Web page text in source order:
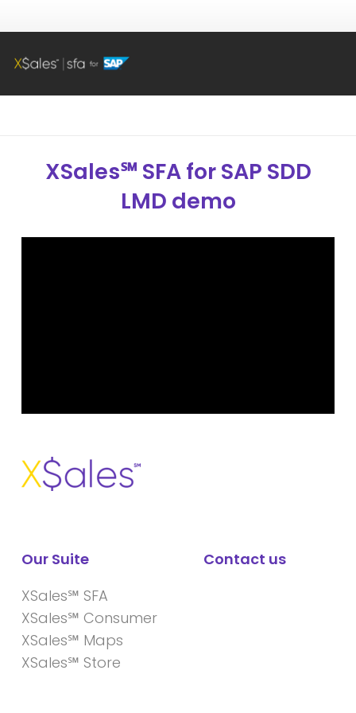
XSales℠ SFA for SAP SDD
LMD demo
Our Suite
Contact us
XSales℠ SFA
XSales℠ Consumer
XSales℠ Maps
XSales℠ Store